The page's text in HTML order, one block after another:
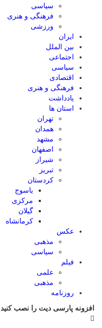
سیاسی
فرهنگی و هنری
ورزشی
ایران
بین الملل
اجتماعی
سیاسی
اقتصادی
فرهنگی و هنری
یادداشت
استان ها
تهران
همدان
مشهد
اصفهان
شیراز
تبریز
کردستان
یاسوج
مرکزی
گیلان
کرمانشاه
عکس
مذهبی
سیاسی
فیلم
علمی
مذهبی
روزنامه
افزونه پارسی دیت را نصب کنید